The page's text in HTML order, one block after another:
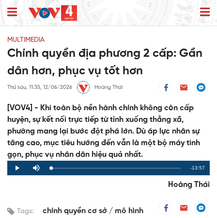
MULTIMEDIA
Chính quyền địa phương 2 cấp: Gần
dân hơn, phục vụ tốt hơn
Thứ sáu, 11:35, 12/06/2026 Hoàng Thái
[VOV4] - Khi toàn bộ nền hành chính không còn cấp
huyện, sự kết nối trực tiếp từ tỉnh xuống thẳng xã,
phường mang lại bước đột phá lớn. Dù áp lực nhân sự
tăng cao, mục tiêu hướng đến vẫn là một bộ máy tinh
gọn, phục vụ nhân dân hiệu quả nhất.
Play Mute Loaded:
0%
Progress:
0%
Remaining
Time
-13:57
Hoàng Thái
Tags: chính quyền cơ sở
mô hình